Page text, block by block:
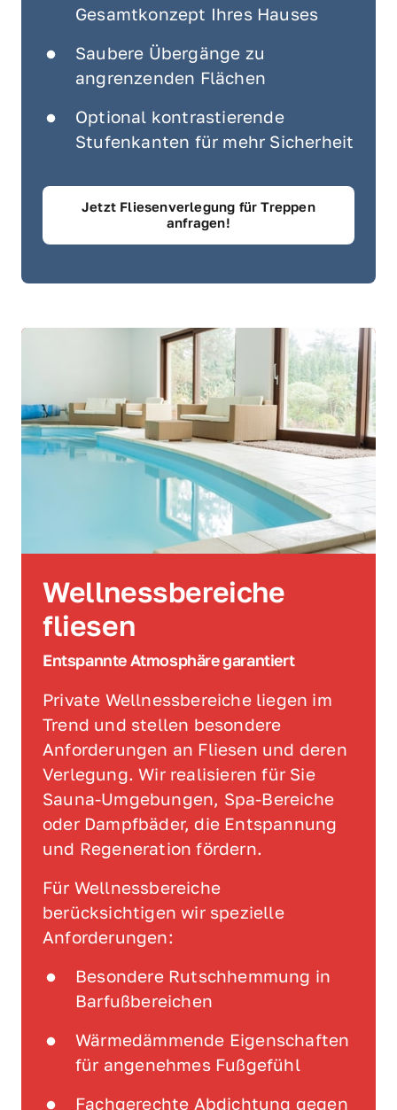
Gesamtkonzept Ihres Hauses
Saubere Übergänge zu
angrenzenden Flächen
Optional kontrastierende
Stufenkanten für mehr Sicherheit
Jetzt Fliesenverlegung für Treppen
anfragen!
Wellnessbereiche
fliesen
Entspannte Atmosphäre garantiert
Private Wellnessbereiche liegen im
Trend und stellen besondere
Anforderungen an Fliesen und deren
Verlegung. Wir realisieren für Sie
Sauna-Umgebungen, Spa-Bereiche
oder Dampfbäder, die Entspannung
und Regeneration fördern.
Für Wellnessbereiche
berücksichtigen wir spezielle
Anforderungen:
Besondere Rutschhemmung in
Barfußbereichen
Wärmedämmende Eigenschaften
für angenehmes Fußgefühl
Fachgerechte Abdichtung gegen